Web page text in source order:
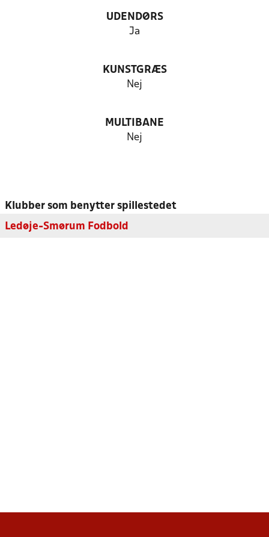
UDENDØRS
Ja
KUNSTGRÆS
Nej
MULTIBANE
Nej
Klubber som benytter spillestedet
Ledøje-Smørum Fodbold